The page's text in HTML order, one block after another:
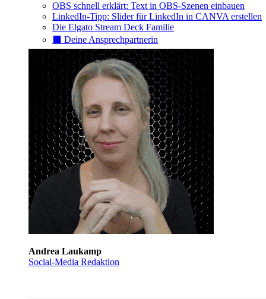
OBS schnell erklärt: Text in OBS-Szenen einbauen
LinkedIn-Tipp: Slider für LinkedIn in CANVA erstellen
Die Elgato Stream Deck Familie
⬛️ Deine Ansprechpartnerin
Andrea Laukamp
Social-Media Redaktion